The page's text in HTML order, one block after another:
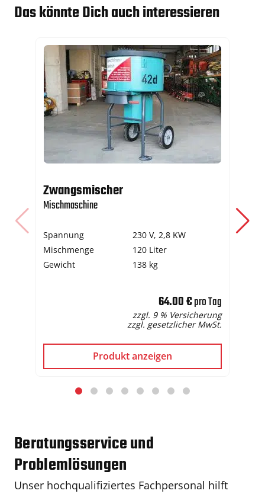
Das könnte Dich auch interessieren
Zwangsmischer
Mischmaschine
Spannung
230 V, 2,8 KW
Mischmenge
120 Liter
Gewicht
138 kg
64.00 €pro Tag
zzgl. 9 % Versicherung
zzgl. gesetzlicher MwSt.
Produkt anzeigen
Beratungsservice und
Problemlösungen
Unser hochqualifiziertes Fachpersonal hilft